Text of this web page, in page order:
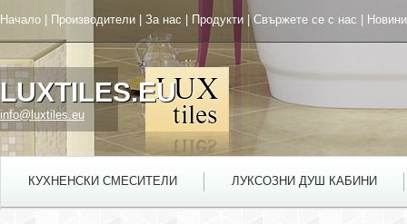
Начало Производители За нас Продукти |Свържете се с нас Новини
LUXTILES.EU
info@luxtiles.eu
КУХНЕНСКИ СМЕСИТЕЛИ ЛУКСОЗНИ ДУШ КАБИНИ